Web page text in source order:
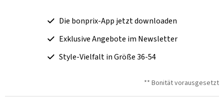
Die bonprix-App jetzt downloaden
Exklusive Angebote im Newsletter
Style-Vielfalt in Größe 36-54
** Bonität vorausgesetzt